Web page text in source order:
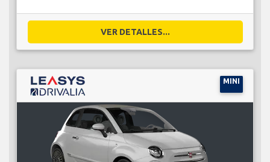
VER DETALLES...
MINI